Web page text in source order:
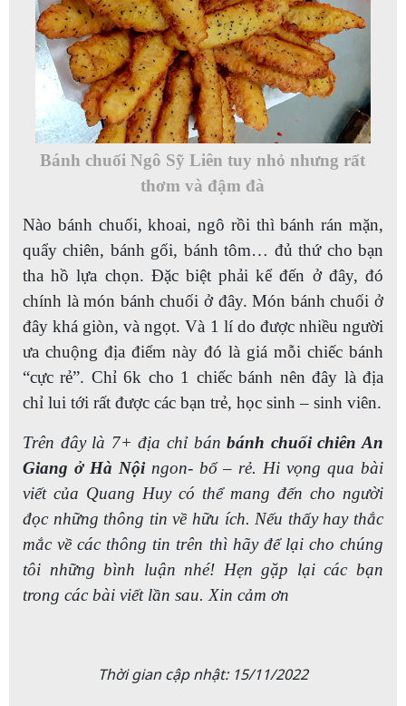
Bánh chuối Ngô Sỹ Liên tuy nhỏ nhưng rất
thơm và đậm đà
Nào bánh chuối, khoai, ngô rồi thì bánh rán mặn,
quẩy chiên, bánh gối, bánh tôm… đủ thứ cho bạn
tha hồ lựa chọn. Đặc biệt phải kể đến ở đây, đó
chính là món bánh chuối ở đây. Món bánh chuối ở
đây khá giòn, và ngọt. Và 1 lí do được nhiều người
ưa chuộng địa điểm này đó là giá mỗi chiếc bánh
“cực rẻ”. Chỉ 6k cho 1 chiếc bánh nên đây là địa
chỉ lui tới rất được các bạn trẻ, học sinh – sinh viên.
Trên đây là 7+ địa chỉ bánbánh chuối chiên An
Giang ở Hà Nộingon- bổ – rẻ. Hi vọng qua bài
viết của Quang Huy có thể mang đến cho người
đọc những thông tin về hữu ích. Nếu thấy hay thắc
mắc về các thông tin trên thì hãy để lại cho chúng
tôi những bình luận nhé! Hẹn gặp lại các bạn
trong các bài viết lần sau. Xin cảm ơn
Thời gian cập nhật: 15/11/2022